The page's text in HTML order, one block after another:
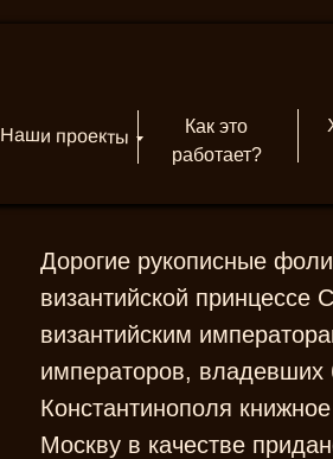
Наши проекты
Как это
работает?
Дорогие рукописные
византийской принцессе
византийским
императоров, владевших
Константинополя
Москву в качестве